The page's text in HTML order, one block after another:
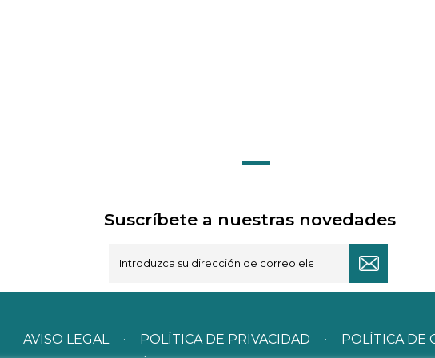
Suscríbete a nuestras novedades
AVISO LEGAL · POLÍTICA DE PRIVACIDAD ·
POLÍTICA DE